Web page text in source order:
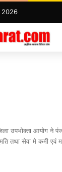
2026
उपभोक्ता आयोग ने
तथा सेवा मे कमी एवं